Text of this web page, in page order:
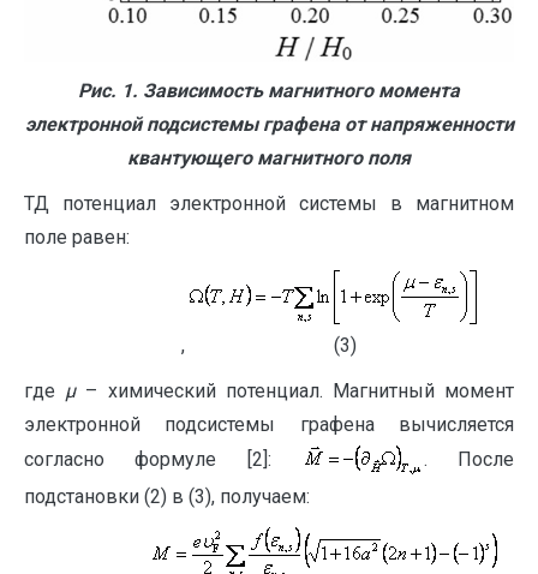
Рис. 1. Зависимость магнитного момента
электронной подсистемы графена от напряженности
квантующего магнитного поля
ТД потенциал электронной системы в магнитном
поле равен:
, (3)
где μ– химический потенциал. Магнитный момент
электронной подсистемы графена вычисляется
согласно формуле [2]:
. После
подстановки (2) в (3), получаем: